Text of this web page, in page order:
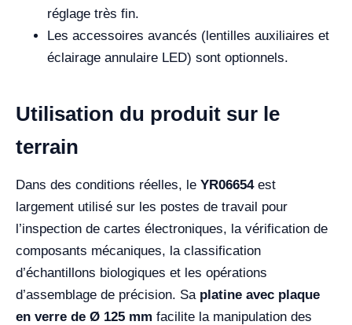
réglage très fin.
Les accessoires avancés (lentilles auxiliaires et
éclairage annulaire LED) sont optionnels.
Utilisation du produit sur le
terrain
Dans des conditions réelles, le YR06654est
largement utilisé sur les postes de travail pour
l’inspection de cartes électroniques, la vérification de
composants mécaniques, la classification
d’échantillons biologiques et les opérations
d’assemblage de précision. Sa platine avec plaque
en verre de Ø 125 mm facilite la manipulation des